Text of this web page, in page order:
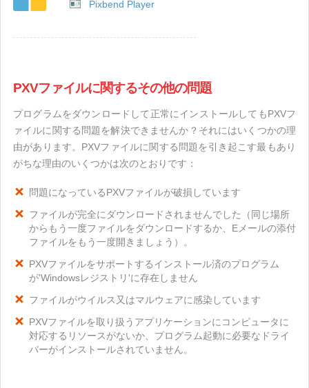
Pixbend Player
PXVファイルに関するその他の問題
プログラムをダウンロードして正常にインストールしてもPXVフ
ァイルに関する問題を解決できませんか？それにはいくつかの理
由があります。PXVファイルに関する問題を引き起こす最もあり
がちな理由のいくつかは次のとおりです：
問題になっているPXVファイルが破損しています
ファイルが完全にダウンロードされませんでした（同じ場所
からもう一度ファイルをダウンロードするか、Eメールの添付
ファイルをもう一度開きましょう）。
PXVファイルをサポートするインストール済のプログラム
が'Windowsレジストリ'に存在しません
ファイルがウイルス又はマルウェアに感染しています
PXVファイルを取り扱うアプリケーションにコンピュータに
対応するリソースがないか、プログラム起動に必要なドライ
バーがインストールされていません。